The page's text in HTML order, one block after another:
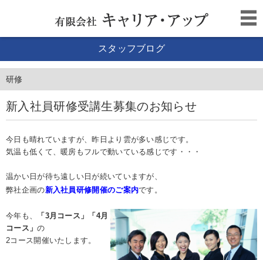
スタッフブログ
研修
新入社員研修受講生募集のお知らせ
今日も晴れていますが、昨日より雲が多い感じです。
気温も低くて、暖房もフルで動いている感じです・・・
温かい日が待ち遠しい日が続いていますが、
弊社企画の新入社員研修開催のご案内です。
今年も、
「3月コース」「4月
コース」の
2コース開催いたします。